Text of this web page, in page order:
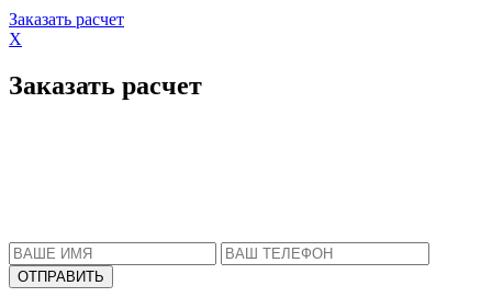
Заказать расчет
X
Заказать расчет